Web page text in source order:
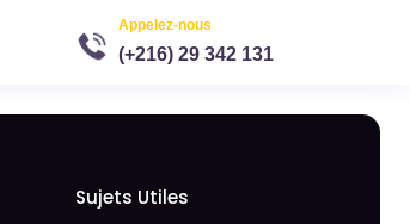
Appelez-nous
(+216) 29 342 131
Sujets Utiles